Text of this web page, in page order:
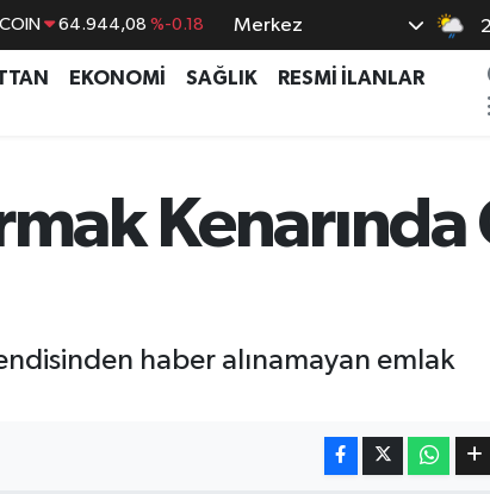
64.944,08 %-0.18
DOLAR 47,7436 %0.18
ALTIN 6660.55 %0.03
BİST100 13.779 %-14
Merkez
EKONOMİ SAĞLIK
RESMİ İLANLAR
Kenarında
haber alınamayan emlak